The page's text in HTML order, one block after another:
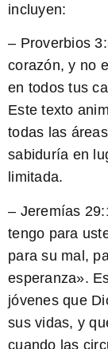
incluyen:
– Proverbios
corazón, y no
en todos tus
Este texto
todas las
sabiduría en
limitada.
– Jeremías
tengo para
para su mal,
esperanza».
jóvenes que
sus vidas, y
cuando las